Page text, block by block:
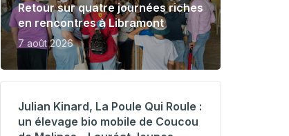
Retour sur quatre journées riches
en rencontres à Libramont
7 août 2026
Julian Kinard, La Poule Qui Roule :
un élevage bio mobile de Coucou